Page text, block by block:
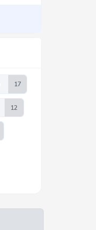
17
12